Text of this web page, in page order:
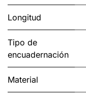
Longitud
Tipo de
encuadernación
Material